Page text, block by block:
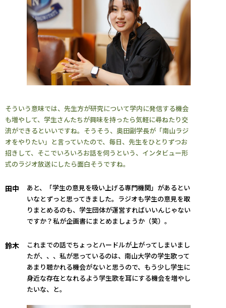
そういう意味では、先生方が研究について学内に発信する機会
も増やして、学生さんたちが興味を持ったら気軽に尋ねたり交
流ができるといいですね。そうそう、奥田副学長が「南山ラジ
オをやりたい」と言っていたので、毎日、先生をひとりずつお
招きして、そこでいろいろお話を伺うという、インタビュー形
式のラジオ放送にしたら面白そうですね。
田中
あと、「学生の意見を吸い上げる専門機関」があるとい
いなとずっと思ってきました。ラジオも学生の意見を取
りまとめるのも、学生団体が運営すればいいんじゃない
ですか？私が企画書にまとめましょうか（笑）。
鈴木
これまでの話でちょっとハードルが上がってしまいまし
たが、、、私が思っているのは、南山大学の学生歌って
あまり聴かれる機会がないと思うので、もう少し学生に
身近な存在となれるよう学生歌を耳にする機会を増やし
たいな、と。